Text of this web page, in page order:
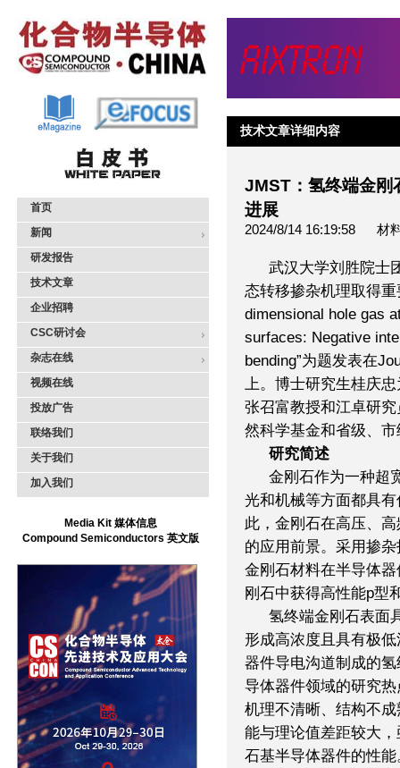
首页
新闻
研发报告
技术文章
企业招聘
CSC研讨会
杂志在线
视频在线
投放广告
联络我们
关于我们
加入我们
Media Kit 媒体信息
Compound Semiconductors 英文版
技术文章详细内容
JMST：氢终端金刚
进展
2024/8/14 16:19:58 材
武汉大学刘胜院士
态转移掺杂机理取得
dimensional hole gas
surfaces: Negative
bending”为题发表在
上。博士研究生桂庆
张召富教授和江卓研
然科学基金和省级、
研究简述
金刚石作为一种超
光和机械等方面都具
此，金刚石在高压、
的应用前景。采用掺
金刚石材料在半导体
刚石中获得高性能p型
氢终端金刚石表面
形成高浓度且具有极
器件导电沟道制成的
导体器件领域的研究
机理不清晰、结构不
能与理论值差距较大
石基半导体器件的性能